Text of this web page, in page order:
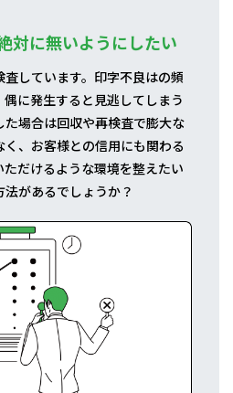
対に無いようにしたい
しています。印字不良はの頻
に発生すると見逃してしまう
場合は回収や再検査で膨大な
、お客様との信用にも関わる
だけるような環境を整えたい
があるでしょうか？